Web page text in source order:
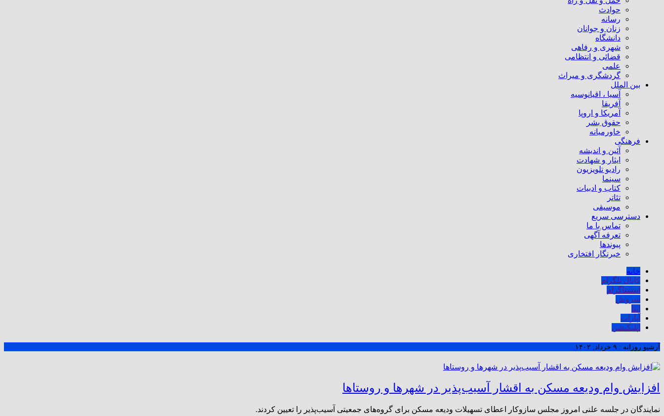
حوادث
رسانه
زنان و جوانان
دانشگاه
شهری و رفاهی
قضائی و انتظامی
علمی
گردشگری و میراث
بین الملل
آسیا ، اقیانوسیه
آفریقا
آمریکا و اروپا
حقوق بشر
خاورمیانه
فرهنگی
آئین و اندیشه
ایثار و شهادت
رادیو تلویزیون
سینما
کتاب و ادبیات
تئاتر
موسیقی
دسترسی سریع
تماس با ما
تعرفه آگهی
پیوندها
خبرنگار افتخاری
خانه
کانال تلگرام
اینستاگرام
سروش
ایتا
آپارات
اپلیکیشن
آرشیو روزانه : ۹ خرداد, ۱۴۰۲
افزایش وام ودیعه مسکن به اقشار آسیب‌پذیر در شهرها و روستا‌ها
نمایندگان در جلسه علنی امروز مجلس سازوکار اعطای تسهیلات ودیعه مسکن برای گروه‌های جمعیتی آسیب‌پذیر را تعیین کردند.